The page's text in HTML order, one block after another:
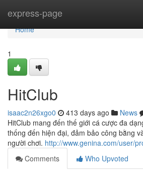
express-page
Home
Home
1
HitClub
isaac2n26xgo0 413 days ago News
HitClub mang đến thế giới cá cược đa
thống đến hiện đại, đảm bảo công bằng
người chơi. http://www.genina.com/user/
Comments
Who Upvoted